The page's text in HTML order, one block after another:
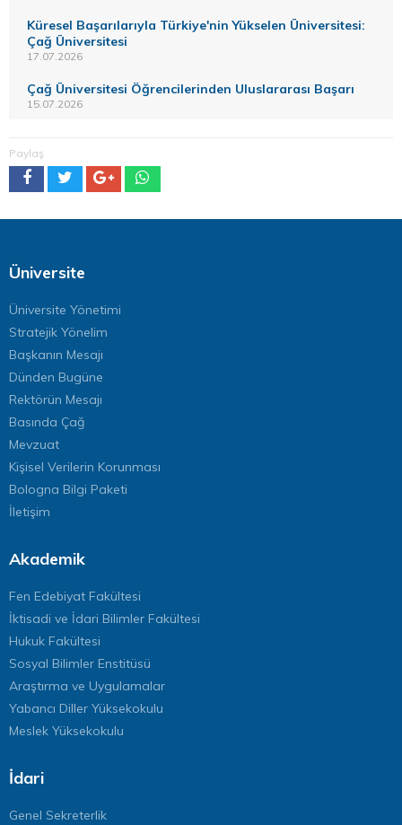
Küresel Başarılarıyla Türkiye'nin Yükselen Üniversitesi:
Çağ Üniversitesi
17.07.2026
Çağ Üniversitesi Öğrencilerinden Uluslararası Başarı
15.07.2026
Paylaş
Üniversite
Üniversite Yönetimi
Stratejik Yönelim
Başkanın Mesajı
Dünden Bugüne
Rektörün Mesajı
Basında Çağ
Mevzuat
Kişisel Verilerin Korunması
Bologna Bilgi Paketi
İletişim
Akademik
Fen Edebiyat Fakültesi
İktisadi ve İdari Bilimler Fakültesi
Hukuk Fakültesi
Sosyal Bilimler Enstitüsü
Araştırma ve Uygulamalar
Yabancı Diller Yüksekokulu
Meslek Yüksekokulu
İdari
Genel Sekreterlik